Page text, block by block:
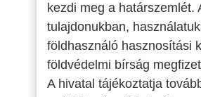
kezdi meg a
tulajdonukban,
földhasználó hasznosítási
földvédelmi bírság
A hivatal tájékoztatja